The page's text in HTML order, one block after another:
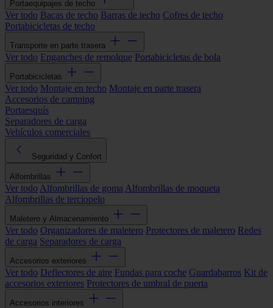
Portaequipajes de techo
Ver todo Bacas de techo Barras de techo Cofres de techo
Portabicicletas de techo
Transporte en parte trasera
Ver todo Enganches de remolque Portabicicletas de bola
Portabicicletas
Ver todo Montaje en techo Montaje en parte trasera
Accesorios de camping
Portaesquís
Separadores de carga
Vehículos comerciales
Seguridad y Confort
Alfombrillas
Ver todo Alfombrillas de goma Alfombrillas de moqueta
Alfombrillas de terciopelo
Maletero y Almacenamiento
Ver todo Organizadores de maletero Protectores de maletero Redes
de carga Separadores de carga
Accesorios exteriores
Ver todo Deflectores de aire Fundas para coche Guardabarros Kit de
accesorios exteriores Protectores de umbral de puerta
Accesorios interiores